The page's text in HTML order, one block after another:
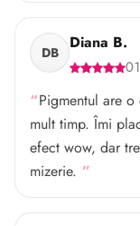
DB Diana B.
Pigmentul are o
mult timp. Îmi
efect wow, dar
mizerie.